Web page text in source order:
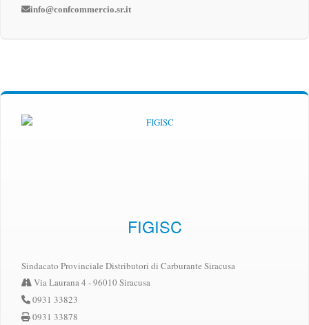
info@confcommercio.sr.it
FIGISC
Sindacato Provinciale Distributori di Carburante Siracusa
Via Laurana 4 - 96010 Siracusa
0931 33823
0931 33878